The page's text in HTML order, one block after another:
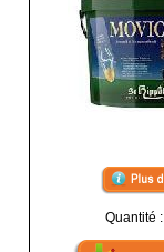
Quantité :